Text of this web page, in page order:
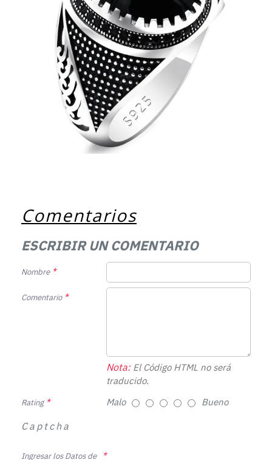
Comentarios
ESCRIBIR UN COMENTARIO
Nombre
Comentario
Nota:El Código HTML no será
traducido.
Rating Malo Bueno
Captcha
Ingresar los Datos de